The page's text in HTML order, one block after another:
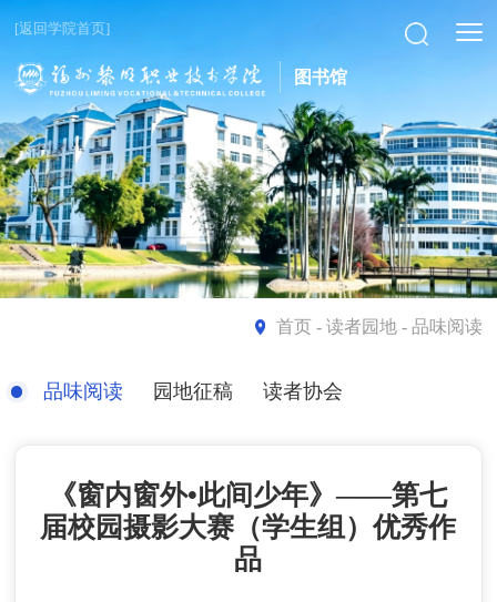
[返回学院首页]
图书馆
首页- 读者园地 - 品味阅读
品味阅读 园地征稿 读者协会
《窗内窗外•此间少年》——第七
届校园摄影大赛（学生组）优秀作
品